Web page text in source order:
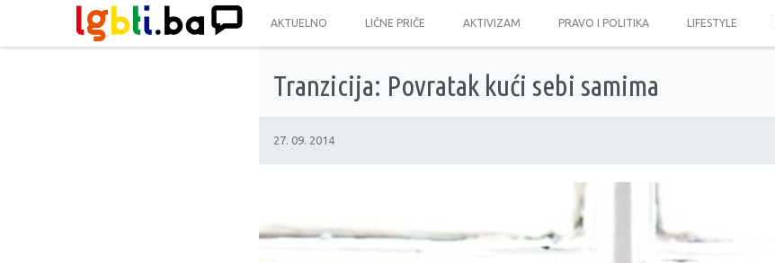
AKTUELNO LIČNE PRIČE AKTIVIZAM PRAVO I POLITIKA LIFESTYLE
Tranzicija: Povratak kući sebi samima
27. 09. 2014